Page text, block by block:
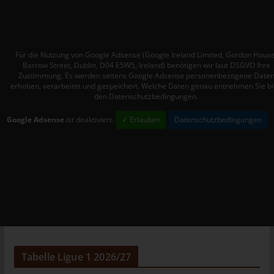
Für die Nutzung von Google Adsense (Google Ireland Limited, Gordon
Barrow Street, Dublin, D04 E5W5, Ireland) benötigen wir laut DSGVO Ihre
Zustimmung. Es werden seitens Google Adsense personenbezogene Daten
erhoben, verarbeitet und gespeichert. Welche Daten genau entnehmen Sie
den Datenschutzbedingungen.
Google Adsense ist deaktiviert. ✓ Erlauben Datenschutzbedingungen
Tabelle Ligue 1 2026/27
Behörde, Einrichtung oder andere Stelle, die personenbezogene
Daten im Auftrag des Verantwortlichen verarbeitet.
i) Empfänger
Einrichtung oder andere Stelle, der personenbezogene Daten
j) Dritter
Dritter ist eine natürliche oder juristische Person, Behörde,
Einrichtung oder andere Stelle außer der betroffenen Person,